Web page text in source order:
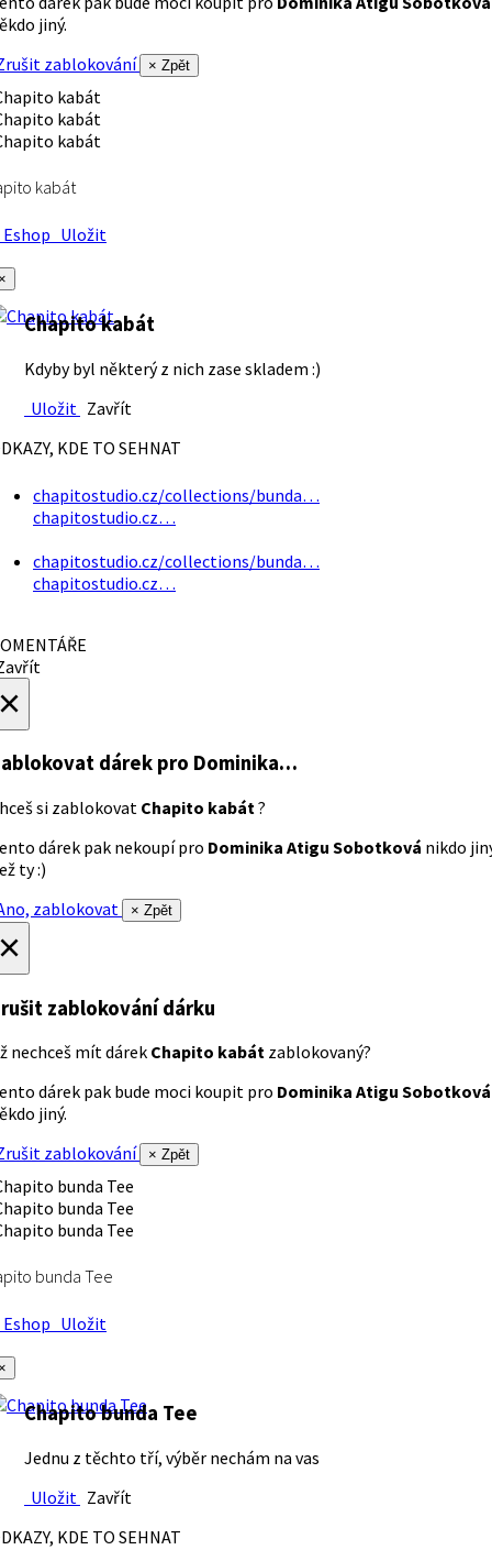
jiný.
zablokování
× Zpět
kabát
Uložit
Chapito kabát
Kdyby byl některý z nich zase skladem :)
Uložit Zavřít
KDE TO SEHNAT
chapitostudio.cz/collections/bunda…
chapitostudio.cz…
chapitostudio.cz/collections/bunda…
chapitostudio.cz…
dárek pro Dominika…
si zablokovat Chapito kabát ?
dárek pak nekoupí pro Dominika Atigu Sobotková nikdo
ty :)
zablokovat
× Zpět
zablokování dárku
nechceš mít dárek Chapito kabát zablokovaný?
dárek pak bude moci koupit pro Dominika Atigu Sobotková
jiný.
zablokování
× Zpět
bunda Tee
Uložit
Chapito bunda Tee
Jednu z těchto tří, výběr nechám na vas
Uložit Zavřít
KDE TO SEHNAT